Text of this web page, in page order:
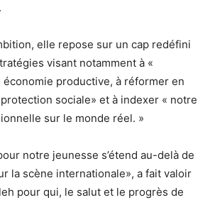
elle repose sur un cap redéfini
visant notamment à «
productive, à réformer en
sociale» et à indexer « notre
sur le monde réel. »
notre jeunesse s’étend au-delà de
la scène internationale», a fait valoir
pour qui, le salut et le progrès de